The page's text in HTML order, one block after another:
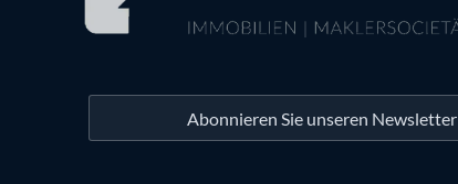
Abonnieren Sie unseren Newsletter